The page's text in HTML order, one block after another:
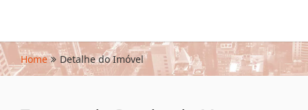
Home Detalhe do Imóvel